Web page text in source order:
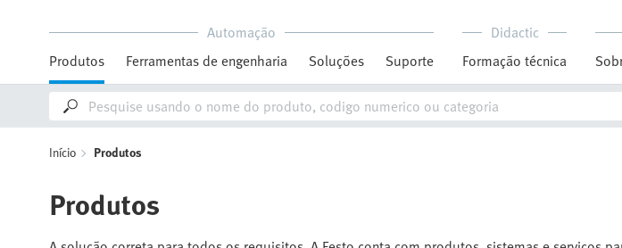
Automação
Produtos
Ferramentas de engenharia Soluções Suporte
Didactic
Formação técnica
Início Produtos
Produtos